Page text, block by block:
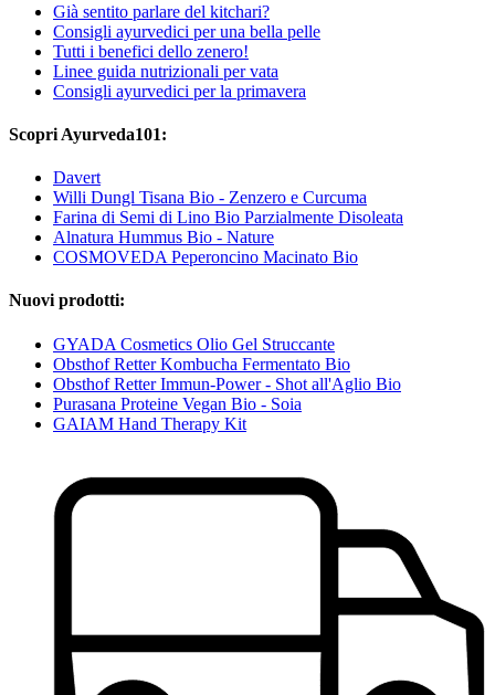
Già sentito parlare del kitchari?
Consigli ayurvedici per una bella pelle
Tutti i benefici dello zenero!
Linee guida nutrizionali per vata
Consigli ayurvedici per la primavera
Scopri Ayurveda101:
Davert
Willi Dungl Tisana Bio - Zenzero e Curcuma
Farina di Semi di Lino Bio Parzialmente Disoleata
Alnatura Hummus Bio - Nature
COSMOVEDA Peperoncino Macinato Bio
Nuovi prodotti:
GYADA Cosmetics Olio Gel Struccante
Obsthof Retter Kombucha Fermentato Bio
Obsthof Retter Immun-Power - Shot all'Aglio Bio
Purasana Proteine Vegan Bio - Soia
GAIAM Hand Therapy Kit